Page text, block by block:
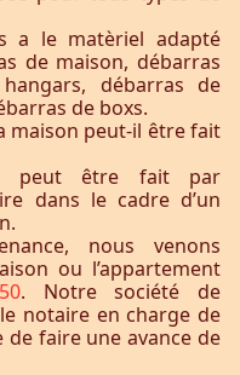
a le matèriel adapté
de maison, débarras
débarras de
de boxs.
maison peut-il être fait
peut être fait par
dans le cadre d’un
nous venons
ou l’appartement
. Notre société de
notaire en charge de
de faire une avance de